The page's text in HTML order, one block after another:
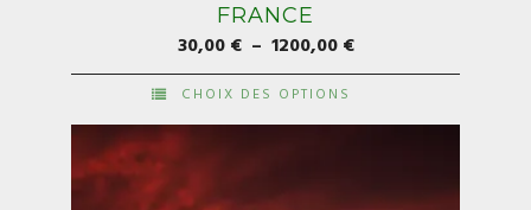
FRANCE
30,00€ – 1200,00€Plage
de
30,00 €
1200,00 €
CHOIX DES OPTIONS
produit